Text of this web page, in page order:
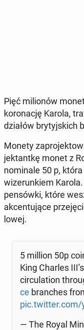
Pięć mi­lio­nów
ko­ro­na­cję Karola,
dzia­łów bry­tyj­skich
Monety
jek­tant­kę monet z
no­mi­na­le 50 p,
wi­ze­run­kiem
pen­sów­ki, które
ak­cen­tu­ją­ce
lo­wej.
5 million 50p
King Charles III’s
cir­cu­la­tion
ce bran­ches
pic.twitter.com/
— The Royal